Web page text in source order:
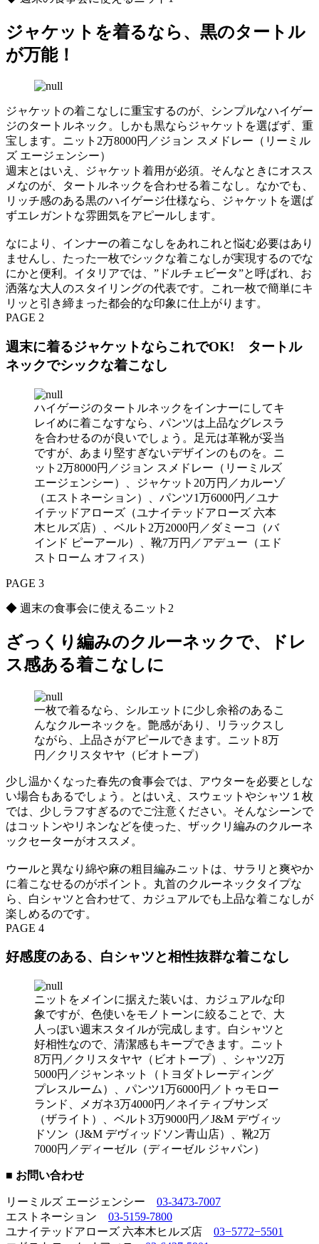
ジャケットを着るなら、黒のタートル
が万能！
ジャケットの着こなしに重宝するのが、シンプルなハイゲー
ジのタートルネック。しかも黒ならジャケットを選ばず、重
宝します。ニット2万8000円／ジョン スメドレー（リーミル
ズ エージェンシー）
週末とはいえ、ジャケット着用が必須。そんなときにオスス
メなのが、タートルネックを合わせる着こなし。なかでも、
リッチ感のある黒のハイゲージ仕様なら、ジャケットを選ば
ずエレガントな雰囲気をアピールします。
なにより、インナーの着こなしをあれこれと悩む必要はあり
ませんし、たった一枚でシックな着こなしが実現するのでな
にかと便利。イタリアでは、”ドルチェビータ”と呼ばれ、お
洒落な大人のスタイリングの代表です。これ一枚で簡単にキ
リッと引き締まった都会的な印象に仕上がります。
PAGE 2
週末に着るジャケットならこれでOK! タートル
ネックでシックな着こなし
ハイゲージのタートルネックをインナーにしてキ
レイめに着こなすなら、パンツは上品なグレスラ
を合わせるのが良いでしょう。足元は革靴が妥当
ですが、あまり堅すぎないデザインのものを。ニ
ット2万8000円／ジョン スメドレー（リーミルズ
エージェンシー）、ジャケット20万円／カルーゾ
（エストネーション）、パンツ1万6000円／ユナ
イテッドアローズ（ユナイテッドアローズ 六本
木ヒルズ店）、ベルト2万2000円／ダミーコ（バ
インド ピーアール）、靴7万円／アデュー（エド
ストローム オフィス）
PAGE 3
◆ 週末の食事会に使えるニット2
ざっくり編みのクルーネックで、ドレ
ス感ある着こなしに
一枚で着るなら、シルエットに少し余裕のあるこ
んなクルーネックを。艶感があり、リラックスし
ながら、上品さがアピールできます。ニット8万
円／クリスタヤヤ（ビオトープ）
少し温かくなった春先の食事会では、アウターを必要としな
い場合もあるでしょう。とはいえ、スウェットやシャツ１枚
では、少しラフすぎるのでご注意ください。そんなシーンで
はコットンやリネンなどを使った、ザックリ編みのクルーネ
ックセーターがオススメ。
ウールと異なり綿や麻の粗目編みニットは、サラリと爽やか
に着こなせるのがポイント。丸首のクルーネックタイプな
ら、白シャツと合わせて、カジュアルでも上品な着こなしが
楽しめるのです。
PAGE 4
好感度のある、白シャツと相性抜群な着こなし
ニットをメインに据えた装いは、カジュアルな印
象ですが、色使いをモノトーンに絞ることで、大
人っぽい週末スタイルが完成します。白シャツと
好相性なので、清潔感もキープできます。ニット
8万円／クリスタヤヤ（ビオトープ）、シャツ2万
5000円／ジャンネット（トヨダトレーディング
プレスルーム）、パンツ1万6000円／トゥモロー
ランド、メガネ3万4000円／ネイティブサンズ
（ザライト）、ベルト3万9000円／J&M デヴィッ
ドソン（J&M デヴィッドソン青山店）、靴2万
7000円／ディーゼル（ディーゼル ジャパン）
■ お問い合わせ
リーミルズ エージェンシー 03-3473-7007
エストネーション 03-5159-7800
ユナイテッドアローズ 六本木ヒルズ店 03−5772−5501